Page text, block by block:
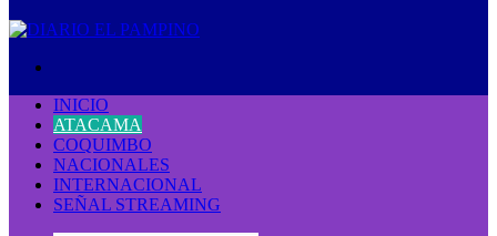
INICIO
ATACAMA
COQUIMBO
NACIONALES
INTERNACIONAL
SEÑAL STREAMING